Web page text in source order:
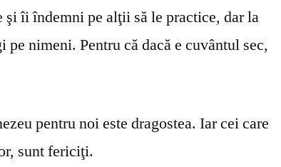
şi îi îndemni pe alţii să le practice, dar la
pe nimeni. Pentru că dacă e cuvântul sec,
pentru noi este dragostea. Iar cei care
sunt fericiţi.